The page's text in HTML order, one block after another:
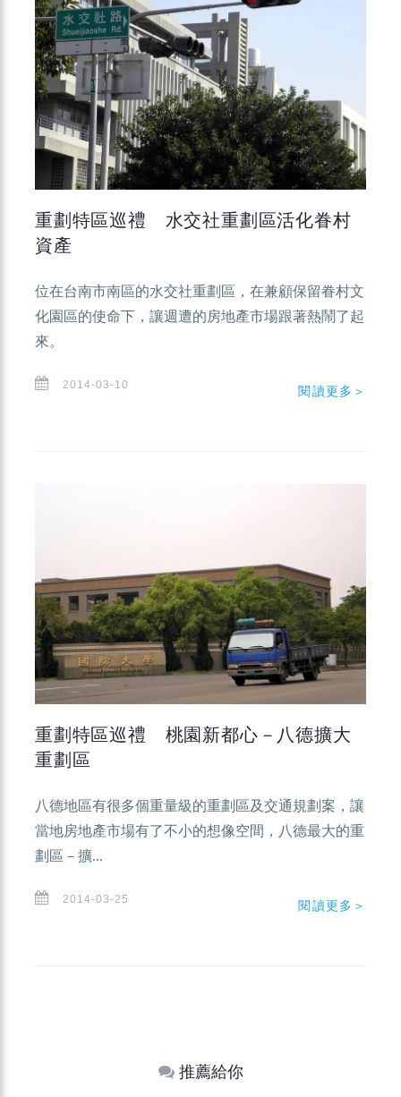
重劃特區巡禮 水交社重劃區活化眷村
資產
位在台南市南區的水交社重劃區，在兼顧保留眷村文
化園區的使命下，讓週遭的房地產市場跟著熱鬧了起
來。
2014-03-10 閱讀更多＞
重劃特區巡禮 桃園新都心－八德擴大
重劃區
八德地區有很多個重量級的重劃區及交通規劃案，讓
當地房地產市場有了不小的想像空間，八德最大的重
劃區－擴...
2014-03-25 閱讀更多＞
推薦給你